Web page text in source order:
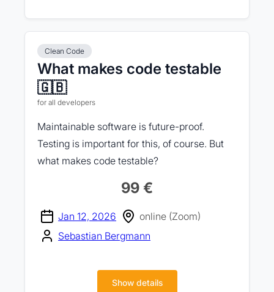
Clean Code
What makes code testable
🇬🇧
for all developers
Maintainable software is future-proof.
Testing is important for this, of course. But
what makes code testable?
99 €
Jan 12, 2026
online (Zoom)
Sebastian Bergmann
Show details